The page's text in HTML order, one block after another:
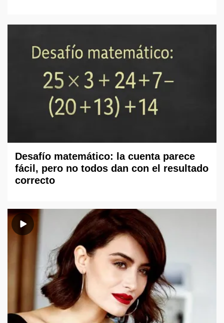
Desafío matemático: la cuenta parece
fácil, pero no todos dan con el resultado
correcto